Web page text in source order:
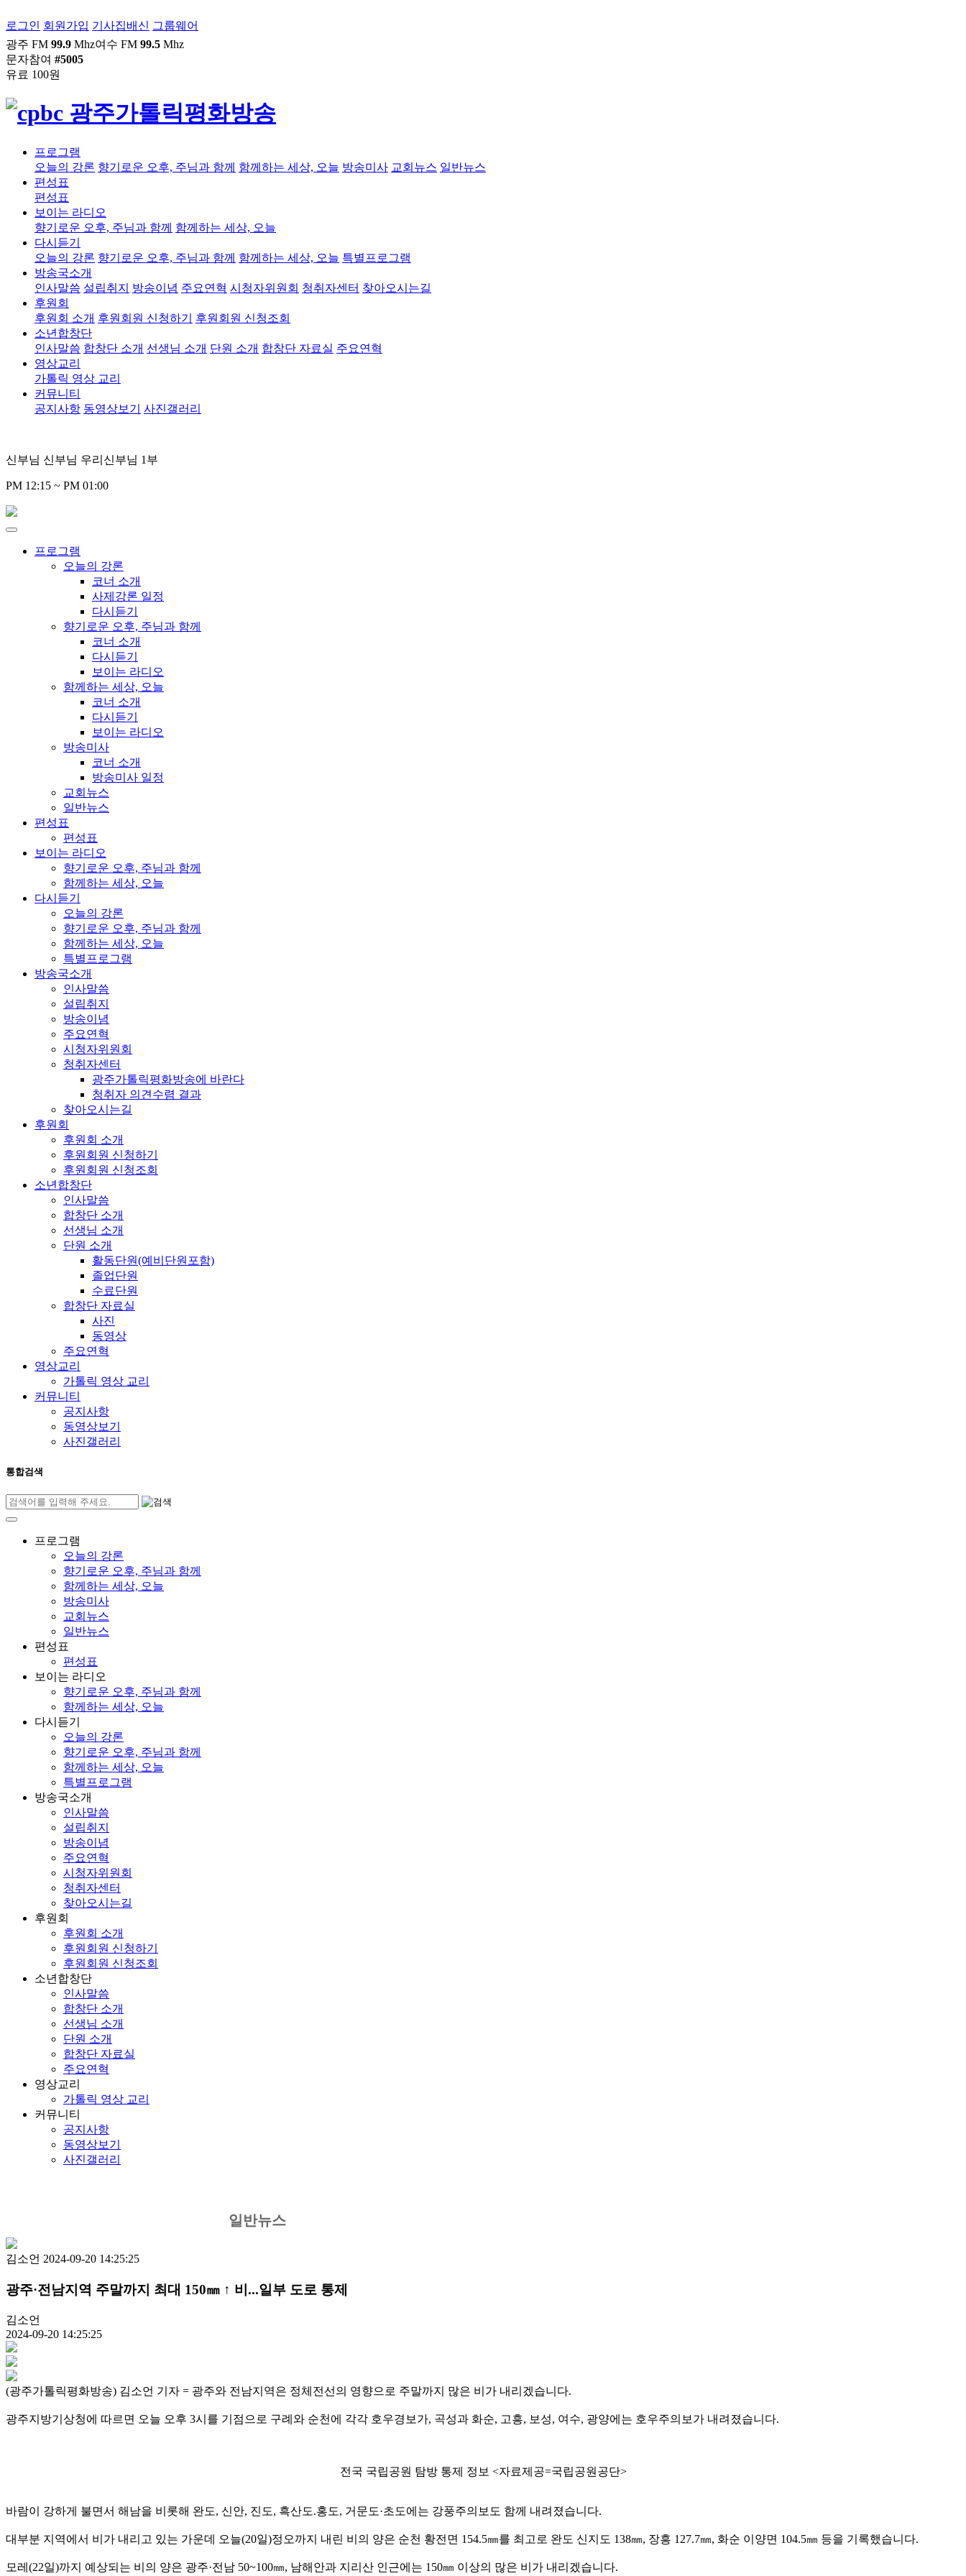
로그인 회원가입 기사집배신 그룹웨어
광주 FM 99.9 Mhz여수 FM 99.5 Mhz
문자참여 #5005
유료 100원
프로그램
오늘의 강론 향기로운 오후, 주님과 함께 함께하는 세상, 오늘 방송미사 교회뉴스 일반뉴스
편성표
편성표
보이는 라디오
향기로운 오후, 주님과 함께 함께하는 세상, 오늘
다시듣기
오늘의 강론 향기로운 오후, 주님과 함께 함께하는 세상, 오늘 특별프로그램
방송국소개
인사말씀 설립취지 방송이념 주요연혁 시청자위원회 청취자센터 찾아오시는길
후원회
후원회 소개 후원회원 신청하기
후원회원 신청조회
소년합창단
인사말씀 합창단 소개 선생님 소개 단원 소개 합창단 자료실 주요연혁
영상교리
가톨릭 영상 교리
커뮤니티
공지사항 동영상보기 사진갤러리
신부님 신부님 우리신부님 1부
PM 12:15 ~ PM 01:00
프로그램
오늘의 강론
코너 소개
사제강론 일정
다시듣기
향기로운 오후, 주님과 함께
코너 소개
다시듣기
보이는 라디오
함께하는 세상, 오늘
코너 소개
다시듣기
보이는 라디오
방송미사
코너 소개
방송미사 일정
교회뉴스
일반뉴스
편성표
편성표
보이는 라디오
향기로운 오후, 주님과 함께
함께하는 세상, 오늘
다시듣기
오늘의 강론
향기로운 오후, 주님과 함께
함께하는 세상, 오늘
특별프로그램
방송국소개
인사말씀
설립취지
방송이념
주요연혁
시청자위원회
청취자센터
광주가톨릭평화방송에 바란다
청취자 의견수렴 결과
찾아오시는길
후원회
후원회 소개
후원회원 신청하기
후원회원 신청조회
소년합창단
인사말씀
합창단 소개
선생님 소개
단원 소개
활동단원(예비단원포함)
졸업단원
수료단원
합창단 자료실
사진
동영상
주요연혁
영상교리
가톨릭 영상 교리
커뮤니티
공지사항
동영상보기
사진갤러리
통합검색
프로그램
오늘의 강론
향기로운 오후, 주님과 함께
함께하는 세상, 오늘
방송미사
교회뉴스
일반뉴스
편성표
편성표
보이는 라디오
향기로운 오후, 주님과 함께
함께하는 세상, 오늘
다시듣기
오늘의 강론
향기로운 오후, 주님과 함께
함께하는 세상, 오늘
특별프로그램
방송국소개
인사말씀
설립취지
방송이념
주요연혁
시청자위원회
청취자센터
찾아오시는길
후원회
후원회 소개
후원회원 신청하기
후원회원 신청조회
소년합창단
인사말씀
합창단 소개
선생님 소개
단원 소개
합창단 자료실
주요연혁
영상교리
가톨릭 영상 교리
커뮤니티
공지사항
동영상보기
사진갤러리
일반뉴스
김소언 2024-09-20 14:25:25
광주·전남지역 주말까지 최대 150㎜ ↑ 비...일부 도로 통제
김소언
2024-09-20 14:25:25
(광주가톨릭평화방송) 김소언 기자 = 광주와 전남지역은 정체전선의 영향으로 주말까지 많은 비가 내리겠습니다.
광주지방기상청에 따르면 오늘 오후 3시를 기점으로 구례와 순천에 각각 호우경보가, 곡성과 화순, 고흥, 보성, 여수, 광양에는 호우주의보가 내려졌습니다.
전국 국립공원 탐방 통제 정보 <자료제공=국립공원공단>
바람이 강하게 불면서 해남을 비롯해 완도, 신안, 진도, 흑산도.홍도, 거문도·초도에는 강풍주의보도 함께 내려졌습니다.
대부분 지역에서 비가 내리고 있는 가운데 오늘(20일)정오까지 내린 비의 양은 순천 황전면 154.5㎜를 최고로 완도 신지도 138㎜, 장흥 127.7㎜, 화순 이양면 104.5㎜ 등을 기록했습니다.
모레(22일)까지 예상되는 비의 양은 광주·전남 50~100㎜, 남해안과 지리산 인근에는 150㎜ 이상의 많은 비가 내리겠습니다.